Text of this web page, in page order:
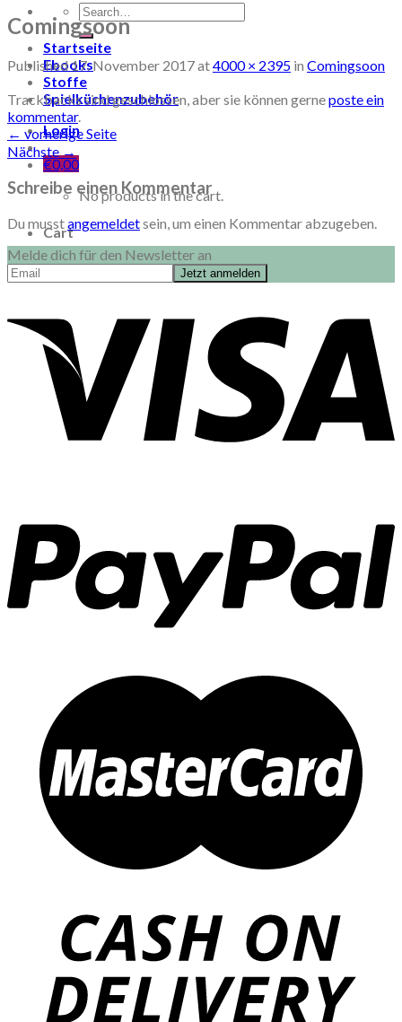
Search
for:
Startseite
Ebooks
Stoffe
Spielküchenzubehör
Login
€0,00
No products in the cart.
Cart
No products in the cart.
Comingsoon
Published17. November 2017at4000 × 2395 in Comingsoon
Trackbacks sind geschlossen, aber sie können gerneposte ein
kommentar.
← vorherige Seite
Nächste→
Schreibe einen Kommentar
Du musstangemeldetsein, um einen Kommentar abzugeben.
Melde dich für den Newsletter an